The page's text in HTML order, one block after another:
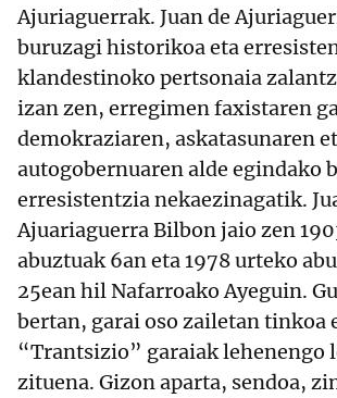
Ajuriaguerrak. Juan de
buruzagi historikoa eta
klandestinoko pertsonaia
izan zen, erregimen faxistaren
demokraziaren, askatasunaren
autogobernuaren alde egindako
erresistentzia nekaezinagatik.
Ajuariaguerra Bilbon jaio zen
abuztuak 6an eta 1978 urteko
25ean hil Nafarroako Ayeguin.
bertan, garai oso zailetan tinkoa
“Trantsizio” garaiak lehenengo
zituena. Gizon aparta, sendoa,